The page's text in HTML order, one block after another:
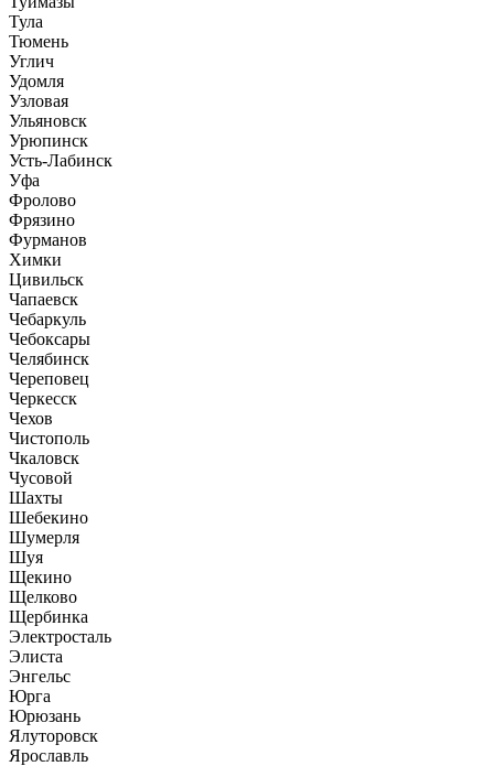
Тула
Тюмень
Углич
Удомля
Узловая
Ульяновск
Урюпинск
Усть-Лабинск
Уфа
Фролово
Фрязино
Фурманов
Химки
Цивильск
Чапаевск
Чебаркуль
Чебоксары
Челябинск
Череповец
Черкесск
Чехов
Чистополь
Чкаловск
Чусовой
Шахты
Шебекино
Шумерля
Шуя
Щекино
Щелково
Щербинка
Электросталь
Элиста
Энгельс
Юрга
Юрюзань
Ялуторовск
Ярославль